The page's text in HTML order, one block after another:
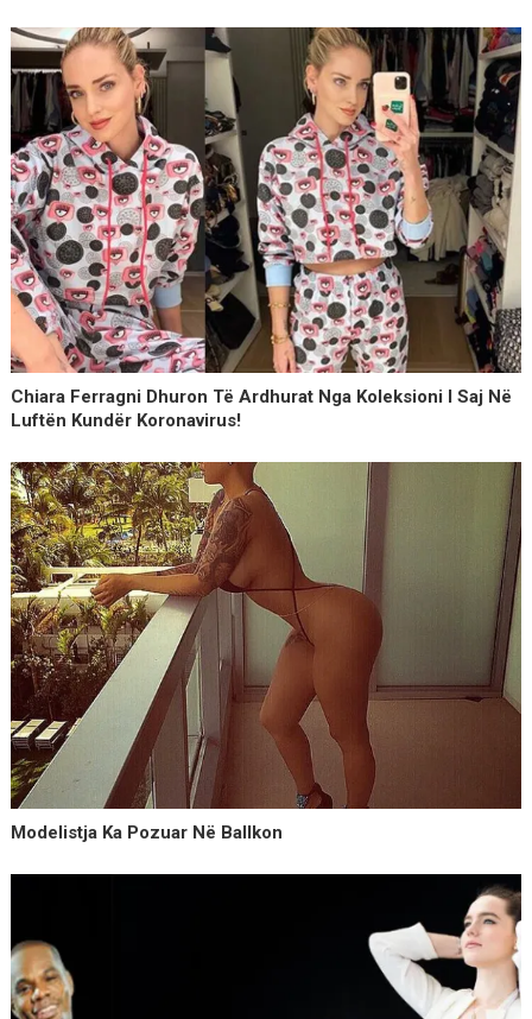
Chiara Ferragni Dhuron Të Ardhurat Nga Koleksioni I Saj Në
Luftën Kundër Koronavirus!
Modelistja Ka Pozuar Në Ballkon